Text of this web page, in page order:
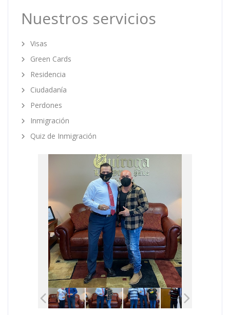
Nuestros servicios
Visas
Green Cards
Residencia
Ciudadanía
Perdones
Inmigración
Quiz de Inmigración